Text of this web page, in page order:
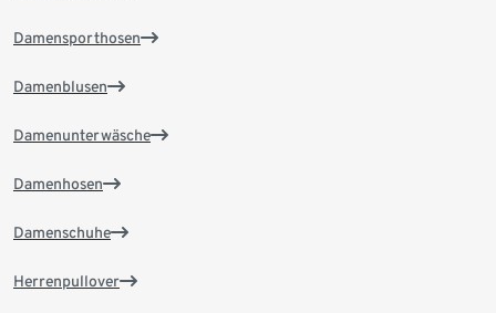
Damensporthosen
Damenblusen
Damenunterwäsche
Damenhosen
Damenschuhe
Herrenpullover